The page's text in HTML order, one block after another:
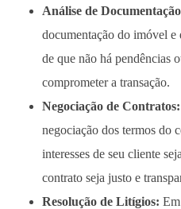
Análise de
documentação do imóvel
de que não há pendências
comprometer a transação.
Negociação de Contratos:
negociação dos termos do
interesses de seu cliente
contrato seja justo e
Resolução de Litígios: